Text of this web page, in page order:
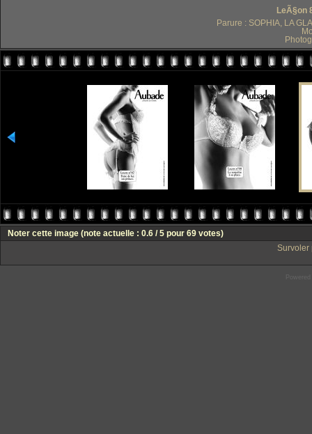
LeÃ§on
Parure : SOPHIA, LA
Noter cette image (note actuelle : 0.6 / 5 pour 69 votes)
Survoler